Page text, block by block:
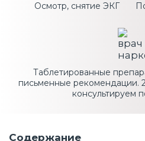
Осмотр, снятие ЭКГ
Таблетированные
письменные рекомендации.
консультируем
Содержание